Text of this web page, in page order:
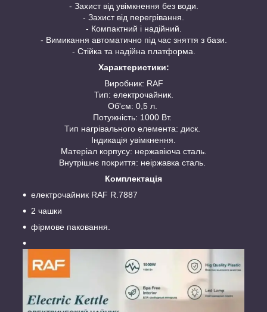
- Захист від увімкнення без води.
- Захист від перегрівання.
- Компактний і надійний.
- Вимикання автоматично під час зняття з бази.
- Стійка та надійна платформа.
Характеристики:
Виробник: RAF
Тип: електрочайник.
Об'єм: 0,5 л.
Потужність: 1000 Вт.
Тип нагрівального елемента: диск.
Індикація увімкнення.
Матеріал корпусу: нержавіюча сталь.
Внутрішнє покриття: неіржавка сталь.
Комплектація
електрочайник RAF R.7887
2 чашки
фірмове паковання.